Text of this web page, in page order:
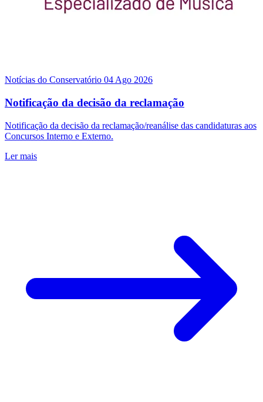
Notícias do Conservatório 04 Ago 2026
Notificação da decisão da reclamação
Notificação da decisão da reclamação/reanálise das candidaturas aos
Concursos Interno e Externo.
Ler mais